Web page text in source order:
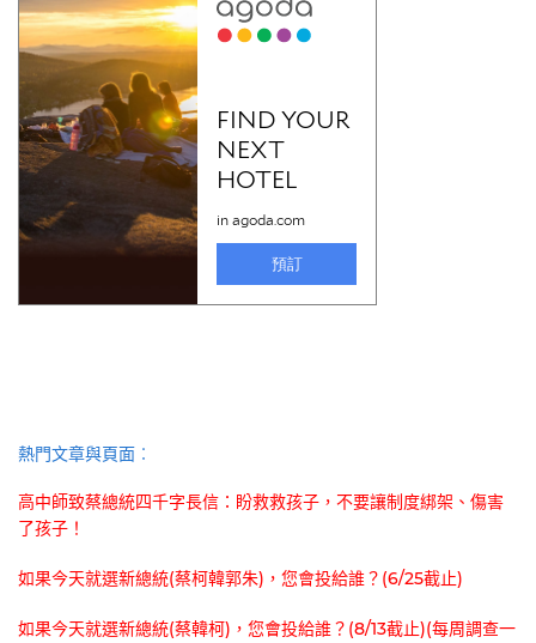
熱門文章與頁面︰
高中師致蔡總統四千字長信：盼救救孩子，不要讓制度綁架、傷害
了孩子！
如果今天就選新總統(蔡柯韓郭朱)，您會投給誰？(6/25截止)
如果今天就選新總統(蔡韓柯)，您會投給誰？(8/13截止)(每周調查一